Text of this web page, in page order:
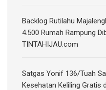
‎Backlog Rutilahu
4.500 Rumah Rampung
TINTAHIJAU.com
Satgas Yonif 136/Tuah
Kesehatan Keliling Gratis